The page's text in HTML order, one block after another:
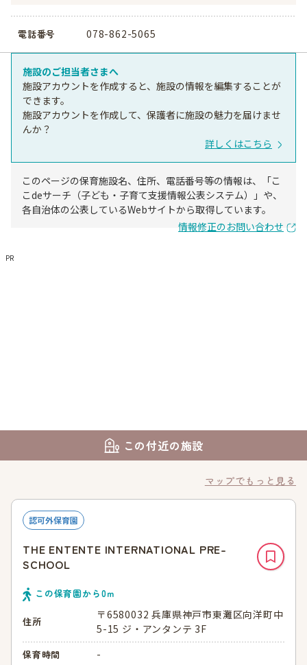
電話番号 078-862-5065
施設のご担当者さまへ
施設アカウントを作成すると、施設の情報を編集することが
できます。
施設アカウントを作成して、保護者に施設の魅力を届けませ
んか？
詳しくはこちら
このページの保育施設名、住所、電話番号等の情報は、「こ
こdeサーチ（子ども・子育て支援情報公表システム）」や、
各自治体の公表しているWebサイトから取得しています。
情報修正のお問い合わせ
PR
この付近の施設
マップでもっと見る
認可外保育園
THE ENTENTE INTERNATIONAL PRE-
SCHOOL
この保育園から0ｍ
住所
〒6580032 兵庫県神戸市東灘区向洋町中
5-15 ジ・アンタンテ 3F
保育時間 -